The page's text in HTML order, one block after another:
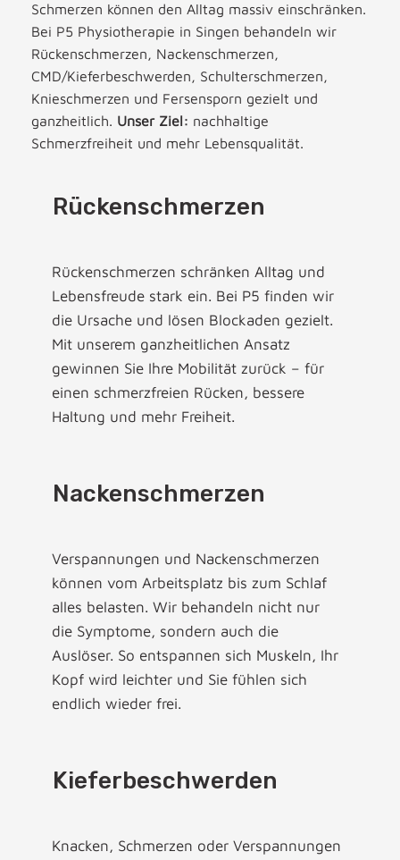
Schmerzen können den Alltag massiv einschränken.
Bei P5 Physiotherapie in Singen behandeln wir
Rückenschmerzen, Nackenschmerzen,
CMD/Kieferbeschwerden, Schulterschmerzen,
Knieschmerzen und Fersensporn gezielt und
ganzheitlich. Unser Ziel: nachhaltige
Schmerzfreiheit und mehr Lebensqualität.
Rückenschmerzen
Rückenschmerzen schränken Alltag und
Lebensfreude stark ein. Bei P5 finden wir
die Ursache und lösen Blockaden gezielt.
Mit unserem ganzheitlichen Ansatz
gewinnen Sie Ihre Mobilität zurück – für
einen schmerzfreien Rücken, bessere
Haltung und mehr Freiheit.
Nackenschmerzen
Verspannungen und Nackenschmerzen
können vom Arbeitsplatz bis zum Schlaf
alles belasten. Wir behandeln nicht nur
die Symptome, sondern auch die
Auslöser. So entspannen sich Muskeln, Ihr
Kopf wird leichter und Sie fühlen sich
endlich wieder frei.
Kieferbeschwerden
Knacken, Schmerzen oder Verspannungen